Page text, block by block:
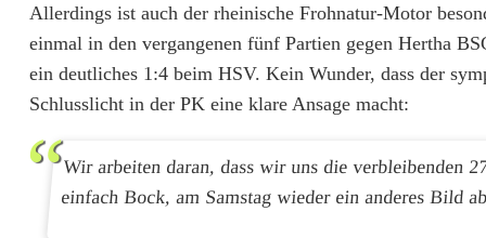
s
e
l
d
Allerdings ist auch der rheinische Frohnatur-Motor
einmal in den vergangenen fünf Partien gegen Hertha
ein deutliches 1:4 beim HSV. Kein Wunder, dass der
Schlusslicht in der PK eine klare Ansage macht:
Wir arbeiten daran, dass wir uns die verbleibenden
einfach Bock, am Samstag wieder ein anderes Bild